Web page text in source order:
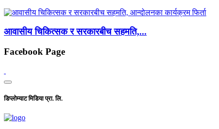
आवासीय चिकित्सक र सरकारबीच सहमति,...
Facebook Page
डिप्लोम्याट मिडिया प्रा. लि.